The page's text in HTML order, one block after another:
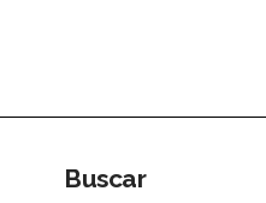
Buscar